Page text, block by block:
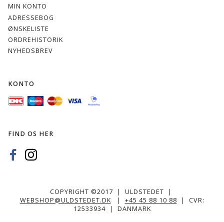
MIN KONTO
ADRESSEBOG
ØNSKELISTE
ORDREHISTORIK
NYHEDSBREV
KONTO
FIND OS HER
COPYRIGHT ©2017 | ULDSTEDET |
WEBSHOP@ULDSTEDET.DK | +45 45 88 10 88 | CVR:
12533934 | DANMARK